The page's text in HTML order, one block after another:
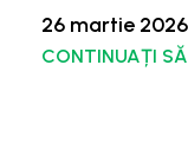
26 martie 2026
CONTINUAȚI